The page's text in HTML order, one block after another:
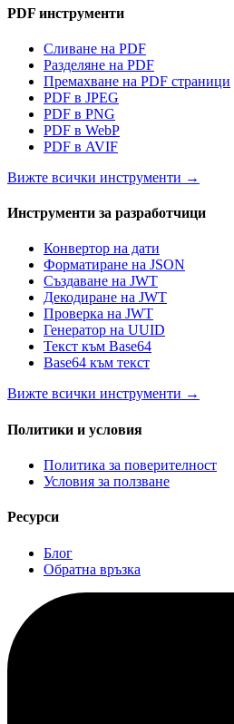
PDF инструменти
Сливане на PDF
Разделяне на PDF
Премахване на PDF страници
PDF в JPEG
PDF в PNG
PDF в WebP
PDF в AVIF
Вижте всички инструменти →
Инструменти за разработчици
Конвертор на дати
Форматиране на JSON
Създаване на JWT
Декодиране на JWT
Проверка на JWT
Генератор на UUID
Текст към Base64
Base64 към текст
Вижте всички инструменти →
Политики и условия
Политика за поверителност
Условия за ползване
Ресурси
Блог
Обратна връзка